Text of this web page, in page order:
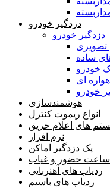
دزدگیر خودرو
دزدگیر خودرو
تصویری
ساده
خودرو
ای
خودرو
هوشمندسازی
انواع ریموت کنترل
های اعلام حریق
نرم افزار
پک دزدگیر اماکن
ساعت حضور و غیاب
ردیاب های آهنربایی
ردیاب های باسیم